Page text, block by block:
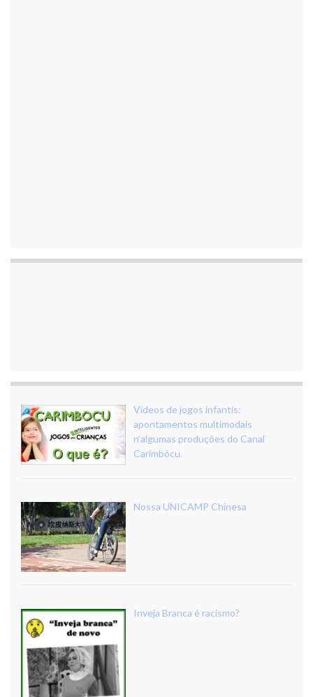
Vídeos de jogos infantis:
apontamentos multimodais
n’algumas produções do Canal
Carimbócu.
Nossa UNICAMP Chinesa
Inveja Branca é racismo?